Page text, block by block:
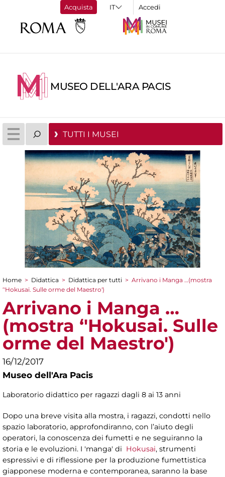
Acquista Accedi
MUSEO DELL'ARA PACIS
TUTTI I MUSEI
Tu sei qui
Home > Didattica > Didattica per tutti > Arrivano i Manga …(mostra
‘'Hokusai. Sulle orme del Maestro')
Arrivano i Manga …
(mostra ‘'Hokusai. Sulle
orme del Maestro')
16/12/2017
Museo dell'Ara Pacis
Laboratorio didattico per ragazzi dagli 8 ai 13 anni
Dopo una breve visita alla mostra, i ragazzi, condotti nello
spazio laboratorio, approfondiranno, con l’aiuto degli
operatori, la conoscenza dei fumetti e ne seguiranno la
storia e le evoluzioni. I 'manga' di Hokusai, strumenti
espressivi e di riflessione per la produzione fumettistica
giapponese moderna e contemporanea, saranno la base